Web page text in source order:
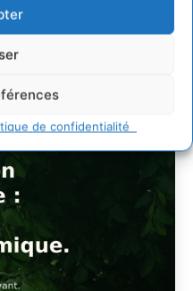
de confidentialité